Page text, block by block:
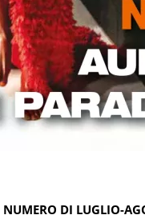
NUMERO DI LUGLIO-